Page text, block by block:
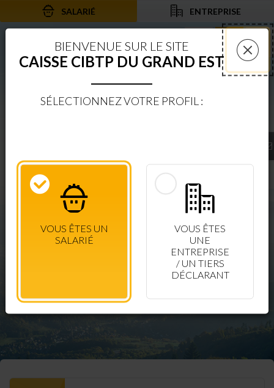
Aller au contenu
Aller à la recherche
Aller à la navigation
SALARIÉ ENTREPRISE
Rechercher sur
Services
ESPACE SÉCURISÉ
CONSULTEZ VOS DROITS EN TEMPS RÉEL
CONNEXION SALARIÉ + D'INFOS
BIENVENUE SUR LE SITE
CAISSE CIBTP DU GRAND EST
SÉLECTIONNEZ VOTRE PROFIL :
VOUS ÊTES UN
SALARIÉ
VOUS ÊTES
UNE
ENTREPRISE
/ UN TIERS
DÉCLARANT